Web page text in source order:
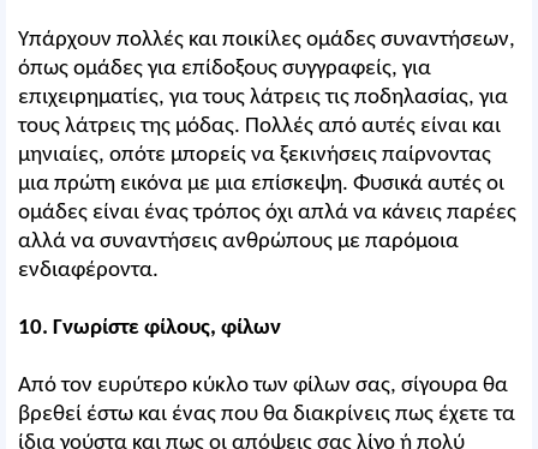
Υπάρχουν πολλές και ποικίλες ομάδες συναντήσεων,
όπως ομάδες για επίδοξους συγγραφείς, για
επιχειρηματίες, για τους λάτρεις τις ποδηλασίας, για
τους λάτρεις της μόδας. Πολλές από αυτές είναι και
μηνιαίες, οπότε μπορείς να ξεκινήσεις παίρνοντας
μια πρώτη εικόνα με μια επίσκεψη. Φυσικά αυτές οι
ομάδες είναι ένας τρόπος όχι απλά να κάνεις παρέες
αλλά να συναντήσεις ανθρώπους με παρόμοια
ενδιαφέροντα.
10. Γνωρίστε φίλους, φίλων
Από τον ευρύτερο κύκλο των φίλων σας, σίγουρα θα
βρεθεί έστω και ένας που θα διακρίνεις πως έχετε τα
ίδια γούστα και πως οι απόψεις σας λίγο ή πολύ